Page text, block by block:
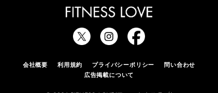
会社概要 利用規約 プライバシーポリシー
問い合わせ
広告掲載について